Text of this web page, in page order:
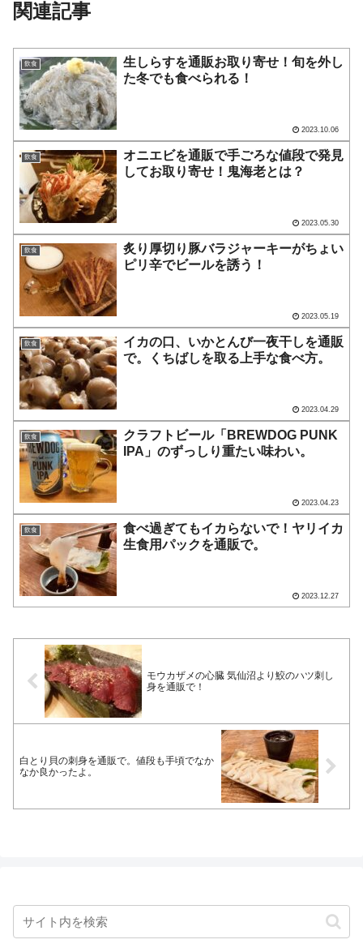
関連記事
飲食
生しらすを通販お取り寄せ！旬を外し
た冬でも食べられる！
2023.10.06
飲食
オニエビを通販で手ごろな値段で発見
してお取り寄せ！鬼海老とは？
2023.05.30
飲食
炙り厚切り豚バラジャーキーがちょい
ピリ辛でビールを誘う！
2023.05.19
飲食
イカの口、いかとんび一夜干しを通販
で。くちばしを取る上手な食べ方。
2023.04.29
飲食
クラフトビール「BREWDOG PUNK
IPA」のずっしり重たい味わい。
2023.04.23
飲食
食べ過ぎてもイカらないで！ヤリイカ
生食用パックを通販で。
2023.12.27
モウカザメの心臓 気仙沼より鮫のハツ刺し
身を通販で！
白とり貝の刺身を通販で。値段も手頃でなか
なか良かったよ。